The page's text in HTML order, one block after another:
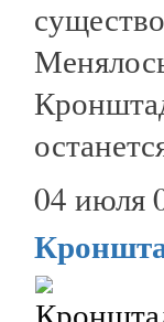
04 июля